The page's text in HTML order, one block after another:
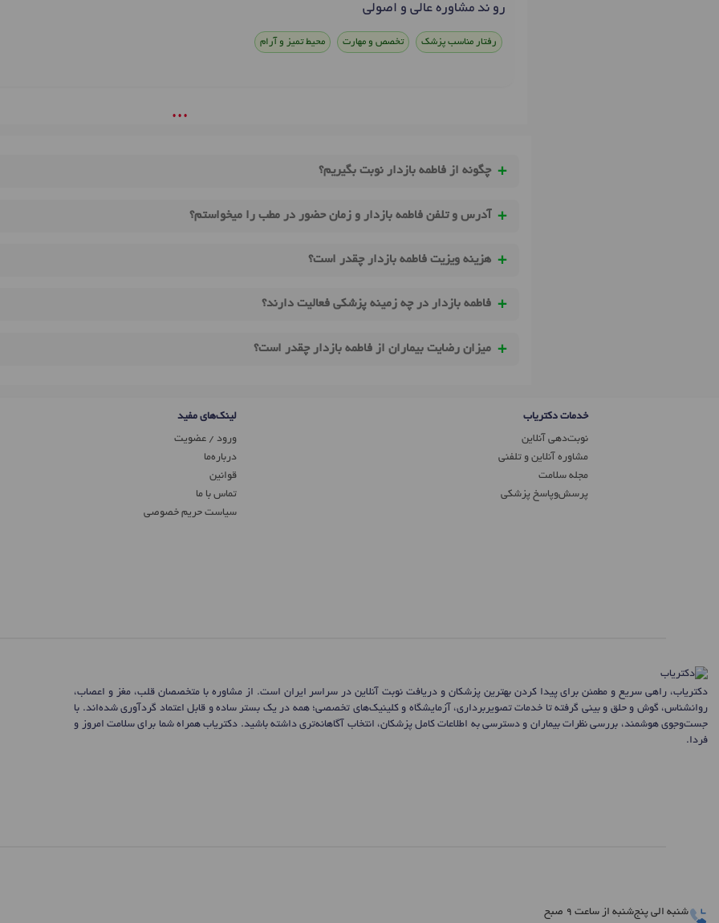
رو ند مشاوره عالی و اصولی
رفتار مناسب پزشک تخصص و مهارت محیط تمیز و آرام
• • •
چگونه از فاطمه بازدار نوبت بگیریم؟
آدرس و تلفن فاطمه بازدار و زمان حضور در مطب را میخواستم؟
هزینه ویزیت فاطمه بازدار چقدر است؟
فاطمه بازدار در چه زمینه پزشکی فعالیت دارند؟
میزان رضایت بیماران از فاطمه بازدار چقدر است؟
خدمات دکتریاب
نوبت‌دهی آنلاین
مشاوره آنلاین و تلفنی
مجله سلامت
پرسش‌و‌پاسخ پزشکی
لینک‌های مفید
ورود / عضویت
درباره‌ما
قوانین
تماس ‌با ما
سیاست حریم خصوصی
دکتریاب، راهی سریع و مطمئن برای پیدا کردن بهترین پزشکان و دریافت نوبت آنلاین در سراسر ایران است. از مشاوره با متخصصان قلب، مغز و اعصاب،
روانشناس، گوش و حلق و بینی گرفته تا خدمات تصویربرداری، آزمایشگاه و کلینیک‌های تخصصی؛ همه در یک بستر ساده و قابل اعتماد گردآوری شده‌اند. با
جست‌وجوی هوشمند، بررسی نظرات بیماران و دسترسی به اطلاعات کامل پزشکان، انتخاب آگاهانه‌تری داشته باشید. دکتریاب همراه شما برای سلامت امروز و
فردا.
شنبه الی پنج‌شنبه از ساعت 9 صبح